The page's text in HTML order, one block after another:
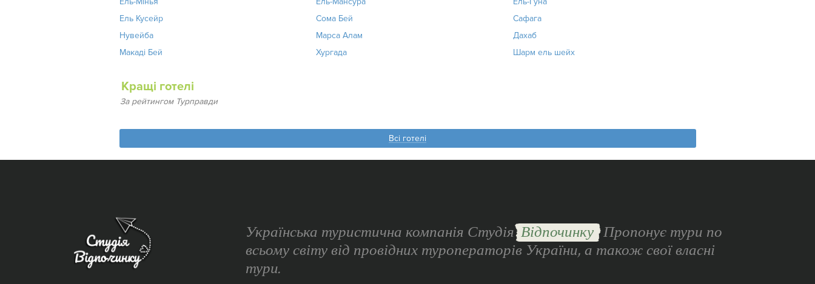
Ель Кусейр
Сома Бей
Сафага
Нувейба
Марса Алам
Дахаб
Макаді Бей
Хургада Шарм ель шейх
Кращі готелі
За рейтингом Турправди
Всі готелі
Українська туристична компанія СтудіяВідпочинку Пропонує тури по
всьому світу від провідних туроператорів України, а також свої власні
тури.